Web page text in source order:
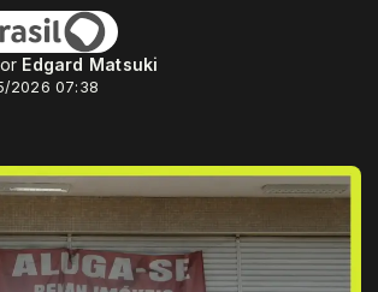
Edgard Matsuki
2026 07:38